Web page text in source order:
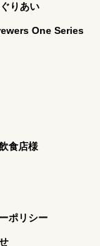
りあい
One Series
食店様
ポリシー